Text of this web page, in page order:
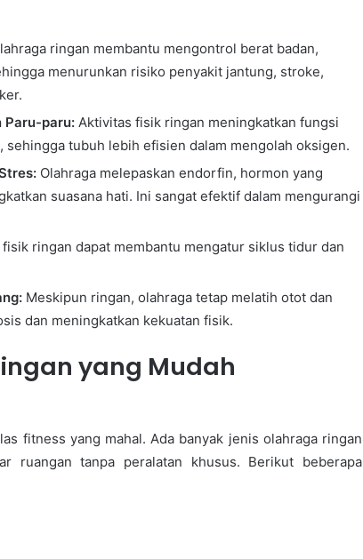
ringan membantu mengontrol berat badan,
menurunkan risiko penyakit jantung, stroke,
Paru-paru: Aktivitas fisik ringan meningkatkan fungsi
tubuh lebih efisien dalam mengolah oksigen.
Olahraga melepaskan endorfin, hormon yang
suasana hati. Ini sangat efektif dalam mengurangi
ringan dapat membantu mengatur siklus tidur dan
Meskipun ringan, olahraga tetap melatih otot dan
dan meningkatkan kekuatan fisik.
yang Mudah
fitness yang mahal. Ada banyak jenis olahraga ringan
ruangan tanpa peralatan khusus. Berikut beberapa